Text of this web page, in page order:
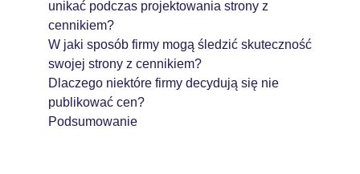
unikać podczas projektowania strony z
cennikiem?
W jaki sposób firmy mogą śledzić skuteczność
swojej strony z cennikiem?
Dlaczego niektóre firmy decydują się nie
publikować cen?
Podsumowanie